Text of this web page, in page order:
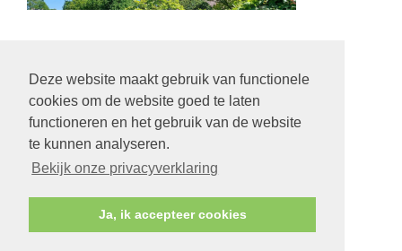
Deze website maakt gebruik van functionele
cookies om de website goed te laten
functioneren en het gebruik van de website
te kunnen analyseren.
Bekijk onze privacyverklaring
Ja, ik accepteer cookies
Volg ons op:
© Protestantse Gemeente Hurdegaryp
Contact
Veilige kerk Privacy